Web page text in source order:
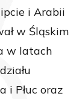
i Arabii
w Śląskim
w latach
i Płuc oraz